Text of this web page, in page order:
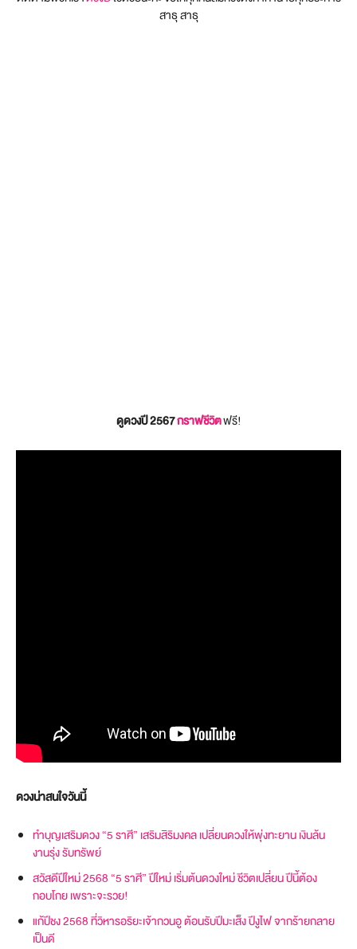
สาธุ สาธุ
ดูดวงปี 2567กราฟชีวิตฟรี!
ดวงน่าสนใจวันนี้
ทำบุญเสริมดวง “5 ราศี” เสริมสิริมงคล เปลี่ยนดวงให้พุ่งทะยาน เงินล้น
งานรุ่ง รับทรัพย์
สวัสดีปีใหม่ 2568 “5 ราศี” ปีใหม่ เริ่มต้นดวงใหม่ ชีวิตเปลี่ยน ปีนี้ต้อง
กอบโกย เพราะจะรวย!
แก้ปีชง 2568 ที่วิหารอริยะเจ้ากวนอู ต้อนรับปีมะเส็ง ปีงูไฟ จากร้ายกลาย
เป็นดี